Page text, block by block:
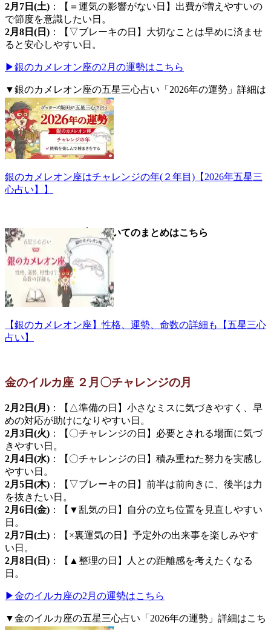
2月7日(土) ：【＝運気の影響がない日】出費が増えやすいの
で節度を意識したい日。
2月8日(日) ：【▽ブレーキの日】大切なことは早めに済ませ
ると安心しやすい日。
▶銀のカメレオン座の2月の運勢はこちら
▼銀のカメレオン座の五星三心占い「2026年の運勢」詳細は
こちら。
銀のカメレオン座はチャレンジの年(２年目)【2026年五星三
心占い】】
▼銀のカメレオン座についてのまとめはこちら
【銀のカメレオン座】性格、運勢、命数の詳細も【五星三心
占い】
金のイルカ座 ２月〇チャレンジの月
2月2日(月) ：【△準備の日】小さなミスに気づきやすく、早
めの対応が助けになりやすい日。
2月3日(火) ：【〇チャレンジの日】必要とされる場面に気づ
きやすい日。
2月4日(水) ：【〇チャレンジの日】積み重ねた努力を実感し
やすい日。
2月5日(木) ：【▽ブレーキの日】前半は前向きに、後半は力
を抜きたい日。
2月6日(金) ：【▼乱気の日】自分の立ち位置を見直しやすい
日。
2月7日(土) ：【×裏運気の日】予定外の出来事を楽しみやす
い日。
2月8日(日) ：【▲整理の日】人との距離感を考えたくなる
日。
▶金のイルカ座の2月の運勢はこちら
▼金のイルカ座の五星三心占い「2026年の運勢」詳細はこち